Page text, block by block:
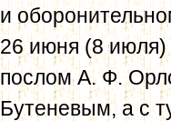
и
26 июня (8 июля)
послом А. Ф.
Бутеневым, а с